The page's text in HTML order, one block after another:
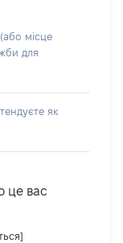
(або місце
для
як
це вас